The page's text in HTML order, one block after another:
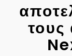
τους